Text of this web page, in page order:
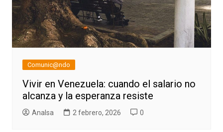
Comunic@ndo
Vivir en Venezuela: cuando el salario no
alcanza y la esperanza resiste
AnaIsa 2 febrero, 2026 0